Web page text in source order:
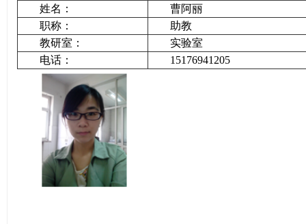
姓名：
曹阿丽
职称：
助教
教研室：
实验室
电话：
15176941205